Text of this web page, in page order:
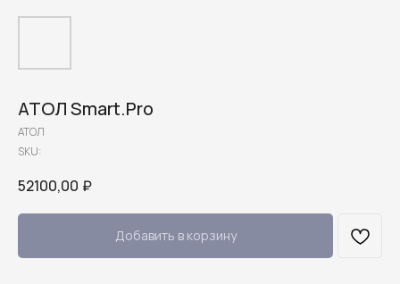
АТОЛ Smart.Pro
АТОЛ
SKU:
52100,00 ₽
Добавить в корзину